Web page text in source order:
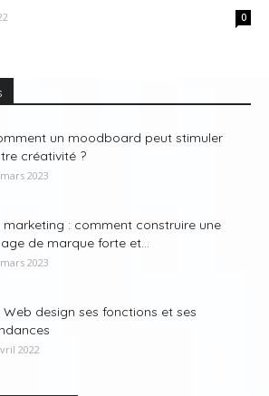
0
un moodboard peut stimuler
créativité ?
2023
marketing : comment construire une
de marque forte et...
2023
Web design ses fonctions et ses
2022